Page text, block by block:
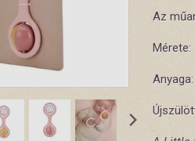
Az
Mérete: